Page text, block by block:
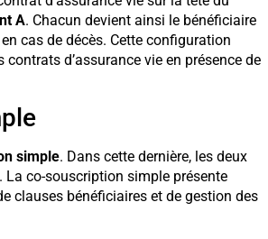
A. Chacun devient ainsi le bénéficiaire
cas de décès. Cette configuration
d’assurance vie en présence de
simple. Dans cette dernière, les deux
co-souscription simple présente
clauses bénéficiaires et de gestion des